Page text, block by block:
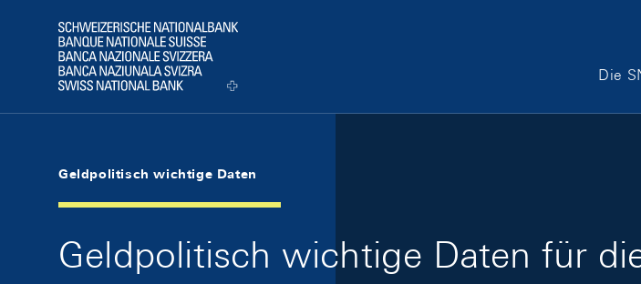
Logo
Die
Geldpolitisch wichtige Daten
Geldpolitisch wichtige Daten für